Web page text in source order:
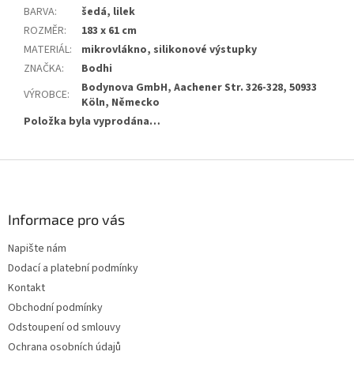
BARVA:
šedá, lilek
ROZMĚR:
183 x 61 cm
MATERIÁL:
mikrovlákno, silikonové výstupky
ZNAČKA:
Bodhi
VÝROBCE:
Bodynova GmbH, Aachener Str. 326-328, 50933
Köln, Německo
Položka byla vyprodána…
Informace pro vás
Napište nám
Dodací a platební podmínky
Kontakt
Obchodní podmínky
Odstoupení od smlouvy
Ochrana osobních údajů